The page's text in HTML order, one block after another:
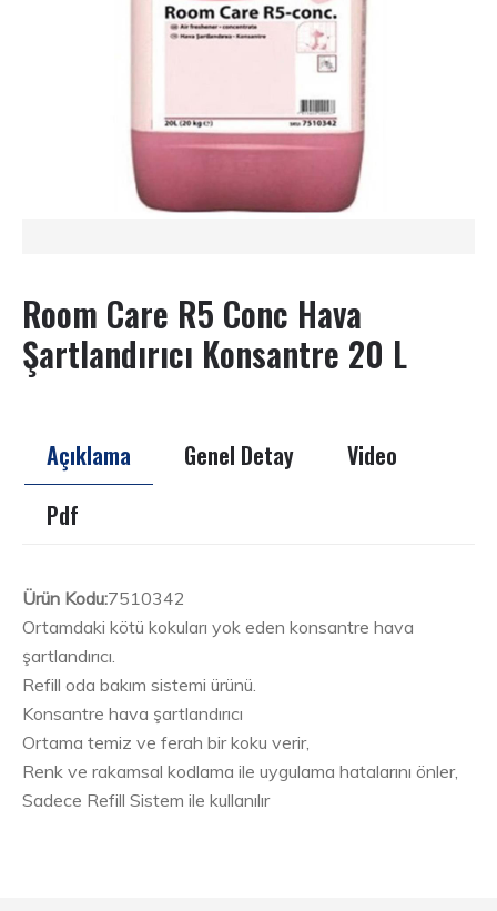
Room Care R5 Conc Hava
Şartlandırıcı Konsantre 20 L
Açıklama Genel Detay
Video
Pdf
Ürün Kodu:7510342
Ortamdaki kötü kokuları yok eden konsantre hava
şartlandırıcı.
Refill oda bakım sistemi ürünü.
Konsantre hava şartlandırıcı
Ortama temiz ve ferah bir koku verir,
Renk ve rakamsal kodlama ile uygulama hatalarını önler,
Sadece Refill Sistem ile kullanılır